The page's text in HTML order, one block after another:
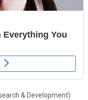
& Development)